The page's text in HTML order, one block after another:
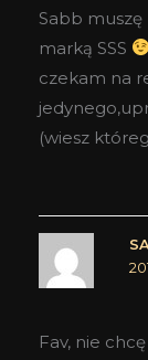
Sabb muszę
marką SSS
czekam na
(wiesz
Fav, nie